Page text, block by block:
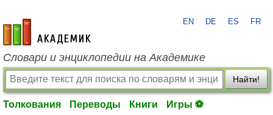
academic.ru
EN DE ES FR
Словари и энциклопедии на Академике
Найти!
Толкования Переводы Книги Игры ⚽